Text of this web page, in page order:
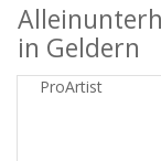
in Geldern
ProArtist